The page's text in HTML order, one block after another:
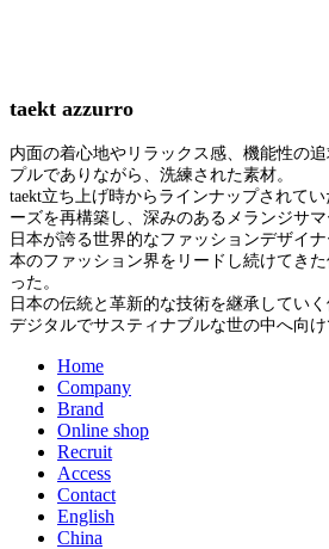
taekt azzurro
内面の着心地やリラックス感、機能性の
プルでありながら、洗練された素材。
taekt立ち上げ時からラインナップされて
ーズを再構築し、深みのあるメランジサマ
日本が誇る世界的なファッションデザイ
本のファッション界をリードし続けてき
った。
日本の伝統と革新的な技術を継承してい
デジタルでサスティナブルな世の中へ向け
Home
Company
Brand
Online shop
Recruit
Access
Contact
English
China